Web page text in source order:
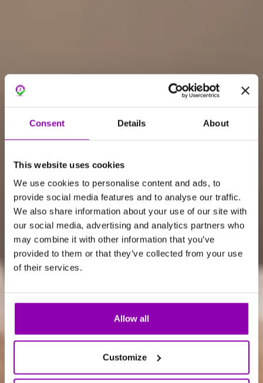
Consent Details About
This website uses cookies
We use cookies to personalise content and ads, to
provide social media features and to analyse our traffic.
We also share information about your use of our site with
our social media, advertising and analytics partners who
may combine it with other information that you’ve
provided to them or that they’ve collected from your use
of their services.
Allow all
Customize